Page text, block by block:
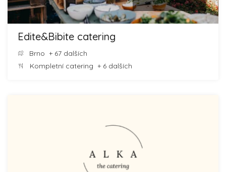
Edite&Bibite catering
Brno + 67 dalších
Kompletní catering + 6 dalších